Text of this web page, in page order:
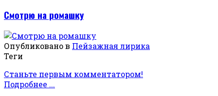
Смотрю на ромашку
Опубликовано в Пейзажная лирика
Теги
Станьте первым комментатором!
Подробнее ...